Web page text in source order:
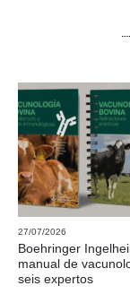
27/07/2026
Boehringer
manual de
seis expertos